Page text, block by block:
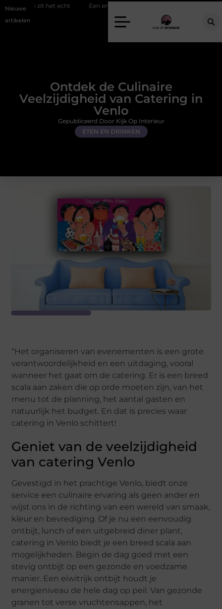
Nieuwe
artikelen
echt Een energiezuinige hanglamp kopen in Gelderland
Ontdek de Culinaire
Veelzijdigheid van Catering in
Venlo
ETEN EN DRINKEN
Gepubliceerd Door Kijk Op Interieur
“Het organiseren van evenementen is een grote
verantwoordelijkheid en een uitdaging, vooral
wanneer het gaat om de catering. Er is een breed
scala aan zaken die op orde moeten zijn, van het
menu tot de planning, het aantal gasten en
natuurlijk het budget. En dat is precies waar
catering in Venlo schittert!
Geniet van de veelzijdigheid
van catering Venlo
Gevestigd in het prachtige Venlo, biedt onze
service een culinaire ervaring als geen ander en
wijst ons in de richting van een wereld van smaak,
kleur en bevrediging. Of je nu een eenvoudig
ontbijt, lunch of een uitgebreid diner plant,
catering in Venlo biedt je een breed scala aan
mogelijkheden. Begin de dag goed met een
stevig ontbijt op een gezonde en voedzame
manier. Een eiwitrijk ontbijt houdt je
energieniveau de hele dag op peil. Van gezonde
granen tot verse vruchtensappen, het